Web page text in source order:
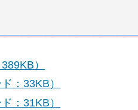
）
：33KB）
：31KB）